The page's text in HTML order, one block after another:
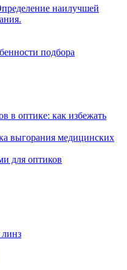
наилучшей
подбора
в оптике: как избежать
выгорания медицинских
для оптиков